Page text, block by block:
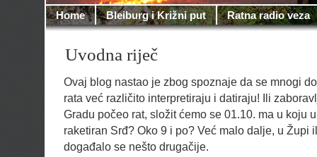
Home Bleiburg i Križni put Ratna radio veza
Uvodna riječ
Ovaj blog nastao je zbog spoznaje da se mnogi
rata već različito interpretiraju i datiraju! Ili
Gradu počeo rat, složit ćemo se 01.10. ma u koju
raketiran Srđ? Oko 9 i po? Već malo dalje, u Župi
događalo se nešto drugačije.